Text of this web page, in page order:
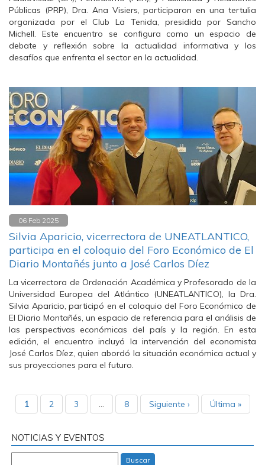
Públicas (PRP), Dra. Ana Visiers, participaron en una tertulia
organizada por el Club La Tenida, presidida por Sancho
Michell. Este encuentro se configura como un espacio de
debate y reflexión sobre la actualidad informativa y los
desafíos que enfrenta el sector en la actualidad.
06 Feb 2025
Silvia Aparicio, vicerrectora de UNEATLANTICO,
participa en el coloquio del Foro Económico de El
Diario Montañés junto a José Carlos Díez
La vicerrectora de Ordenación Académica y Profesorado de la
Universidad Europea del Atlántico (UNEATLANTICO), la Dra.
Silvia Aparicio, participó en el coloquio del Foro Económico de
El Diario Montañés, un espacio de referencia para el análisis de
las perspectivas económicas del país y la región. En esta
edición, el encuentro incluyó la intervención del economista
José Carlos Díez, quien abordó la situación económica actual y
sus proyecciones para el futuro.
1 2 3 … 8 Siguiente › Última »
NOTICIAS Y EVENTOS
Buscar